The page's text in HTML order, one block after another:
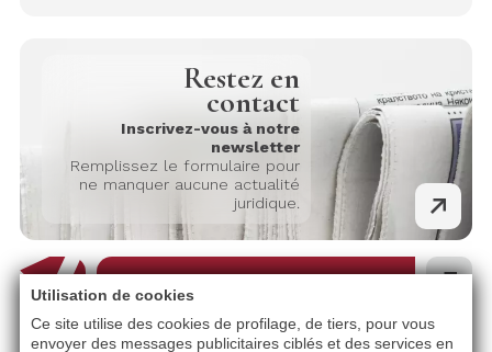
Restez en
contact
Inscrivez-vous à notre
newsletter
Remplissez le formulaire pour
ne manquer aucune actualité
juridique.
AMSL Avvocati
BERGAMO
Via Zambianchi, 3 - 24122 Bergamo
Utilisation de cookies
Ce site utilise des cookies de profilage, de tiers, pour vous
envoyer des messages publicitaires ciblés et des services en